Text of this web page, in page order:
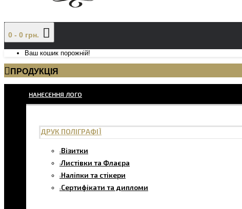
0 - 0 грн.
Ваш кошик порожній!
ПРОДУКЦІЯ
НАНЕСЕННЯ ЛОГО
ДРУК ПОЛІГРАФІЇ
Візитки
Листівки та Флаєра
Наліпки та стікери
Сертифікати та дипломи